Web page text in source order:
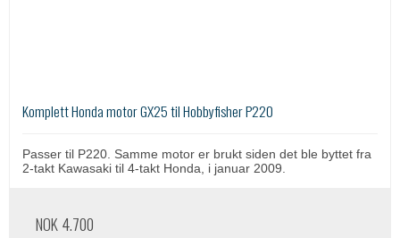
Komplett Honda motor GX25 til Hobbyfisher P220
Passer til P220. Samme motor er brukt siden det ble byttet fra
2-takt Kawasaki til 4-takt Honda, i januar 2009.
NOK 4.700